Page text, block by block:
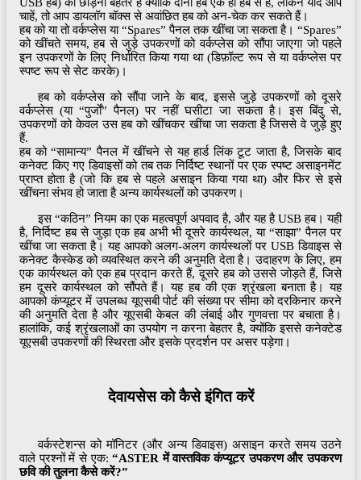
USB हब) को छोड़ना बेहतर है क्योंकि दोनों हब एक ही हब से हैं, लेकिन यदि आप
चाहें, तो आप डायलॉग बॉक्स से अवांछित हब को अन-चेक कर सकते हैं।
हब को या तो वर्कप्लेस या “Spares” पैनल तक खींचा जा सकता है। “Spares”
को खींचते समय, हब से जुड़े उपकरणों को वर्कप्लेस को सौंपा जाएगा जो पहले
इन उपकरणों के लिए निर्धारित किया गया था (डिफ़ॉल्ट रूप से या वर्कप्लेस पर
स्पष्ट रूप से सेट करके)।
हब को वर्कप्लेस को सौंपा जाने के बाद, इससे जुड़े उपकरणों को दूसरे
वर्कप्लेस (या “पुर्जों” पैनल) पर नहीं घसीटा जा सकता है। इस बिंदु से,
उपकरणों को केवल उस हब को खींचकर खींचा जा सकता है जिससे वे जुड़े हुए
हैं.
हब को “सामान्य” पैनल में खींचने से यह हार्ड लिंक टूट जाता है, जिसके बाद
कनेक्ट किए गए डिवाइसों को तब तक निर्दिष्ट स्थानों पर एक स्पष्ट असाइनमेंट
प्राप्त होता है (जो कि हब से पहले असाइन किया गया था) और फिर से इसे
खींचना संभव हो जाता है अन्य कार्यस्थलों को उपकरण।
इस “कठिन” नियम का एक महत्वपूर्ण अपवाद है, और यह है USB हब। यही
है, निर्दिष्ट हब से जुड़ा एक हब अभी भी दूसरे कार्यस्थल, या “साझा” पैनल पर
खींचा जा सकता है। यह आपको अलग-अलग कार्यस्थलों पर USB डिवाइस से
कनेक्ट कैस्केड को व्यवस्थित करने की अनुमति देता है। उदाहरण के लिए, हम
एक कार्यस्थल को एक हब प्रदान करते हैं, दूसरे हब को उससे जोड़ते हैं, जिसे
हम दूसरे कार्यस्थल को सौंपते हैं। यह हब की एक श्रृंखला बनाता है। यह
आपको कंप्यूटर में उपलब्ध यूएसबी पोर्ट की संख्या पर सीमा को दरकिनार करने
की अनुमति देता है और यूएसबी केबल की लंबाई और गुणवत्ता पर बचाता है।
हालांकि, कई श्रृंखलाओं का उपयोग न करना बेहतर है, क्योंकि इससे कनेक्टेड
यूएसबी उपकरणों की स्थिरता और इसके प्रदर्शन पर असर पड़ेगा।
देवायसेस को कैसे इंगित करें
वर्कस्टेशन्स को मॉनिटर (और अन्य डिवाइस) असाइन करते समय उठने
वाले प्रश्नों में से एक:“ASTER में वास्तविक कंप्यूटर उपकरण और उपकरण
छवि की तुलना कैसे करें?”